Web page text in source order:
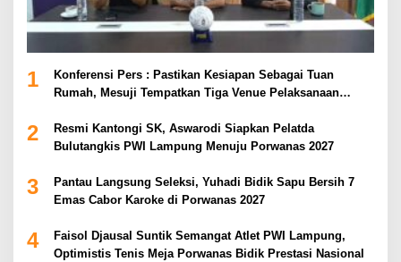
1
Konferensi Pers : Pastikan Kesiapan Sebagai Tuan
Rumah, Mesuji Tempatkan Tiga Venue Pelaksanaan
2
Resmi Kantongi SK, Aswarodi Siapkan Pelatda
Bulutangkis PWI Lampung Menuju Porwanas 2027
3
Pantau Langsung Seleksi, Yuhadi Bidik Sapu Bersih 7
Emas Cabor Karoke di Porwanas 2027
4
Faisol Djausal Suntik Semangat Atlet PWI Lampung,
Optimistis Tenis Meja Porwanas Bidik Prestasi Nasional